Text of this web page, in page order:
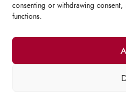
consenting or withdrawing consent,
functions.